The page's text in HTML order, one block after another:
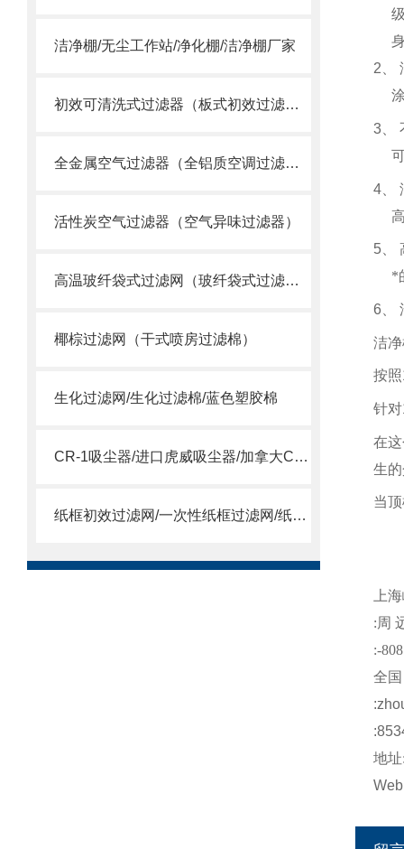
洁净棚/无尘工作站/净化棚/洁净棚厂家
初效可清洗式过滤器（板式初效过滤网）
全金属空气过滤器（全铝质空调过滤网）
活性炭空气过滤器（空气异味过滤器）
高温玻纤袋式过滤网（玻纤袋式过滤器）
椰棕过滤网（干式喷房过滤棉）
生化过滤网/生化过滤棉/蓝色塑胶棉
CR-1吸尘器/进口虎威吸尘器/加拿大CR-1吸尘器
纸框初效过滤网/一次性纸框过滤网/纸框过滤网
2
3
4
5
*
6
洁
按照
针对
在
生
当
上海
:周
:-808
全
:
地址